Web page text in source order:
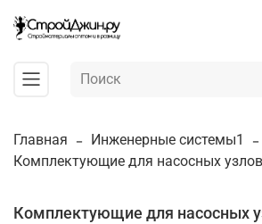
Главная Инженерные системы1
Комплектующие для насосных узлов
Комплектующие для насосных